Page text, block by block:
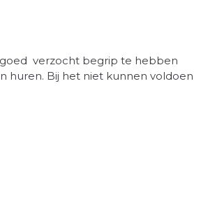
verzocht begrip te hebben
huren. Bij het niet kunnen voldoen